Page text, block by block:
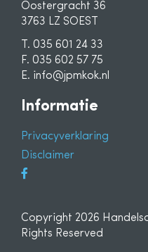
Oostergracht 36
3763 LZ SOEST
T. 035 601 24 33
F. 035 602 57 75
E. info@jpmkok.nl
Informatie
Privacyverklaring
Disclaimer
Copyright 2026
Rights Reserved